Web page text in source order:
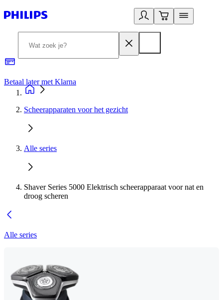
Betaal later met Klarna
Scheerapparaten voor het gezicht
Alle series
Shaver Series 5000 Elektrisch scheerapparaat voor nat en
droog scheren
Alle series